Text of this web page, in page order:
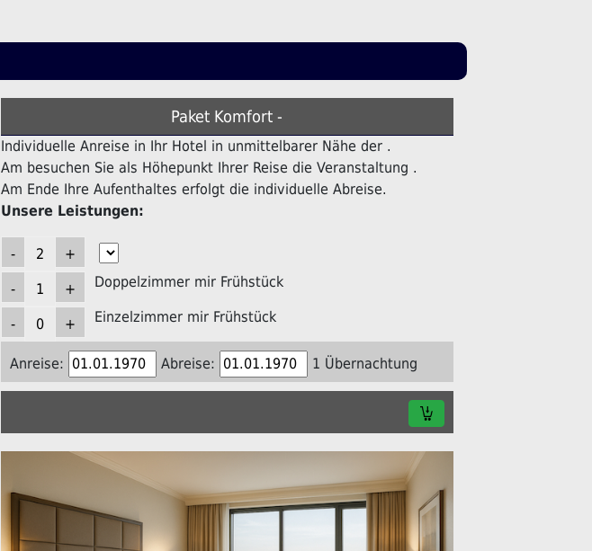
Paket Komfort -
Individuelle Anreise in Ihr Hotel in unmittelbarer Nähe der .
Am besuchen Sie als Höhepunkt Ihrer Reise die Veranstaltung .
Am Ende Ihre Aufenthaltes erfolgt die individuelle Abreise.
Unsere Leistungen:
Doppelzimmer mir Frühstück
Einzelzimmer mir Frühstück
Anreise: Abreise: 1 Übernachtung